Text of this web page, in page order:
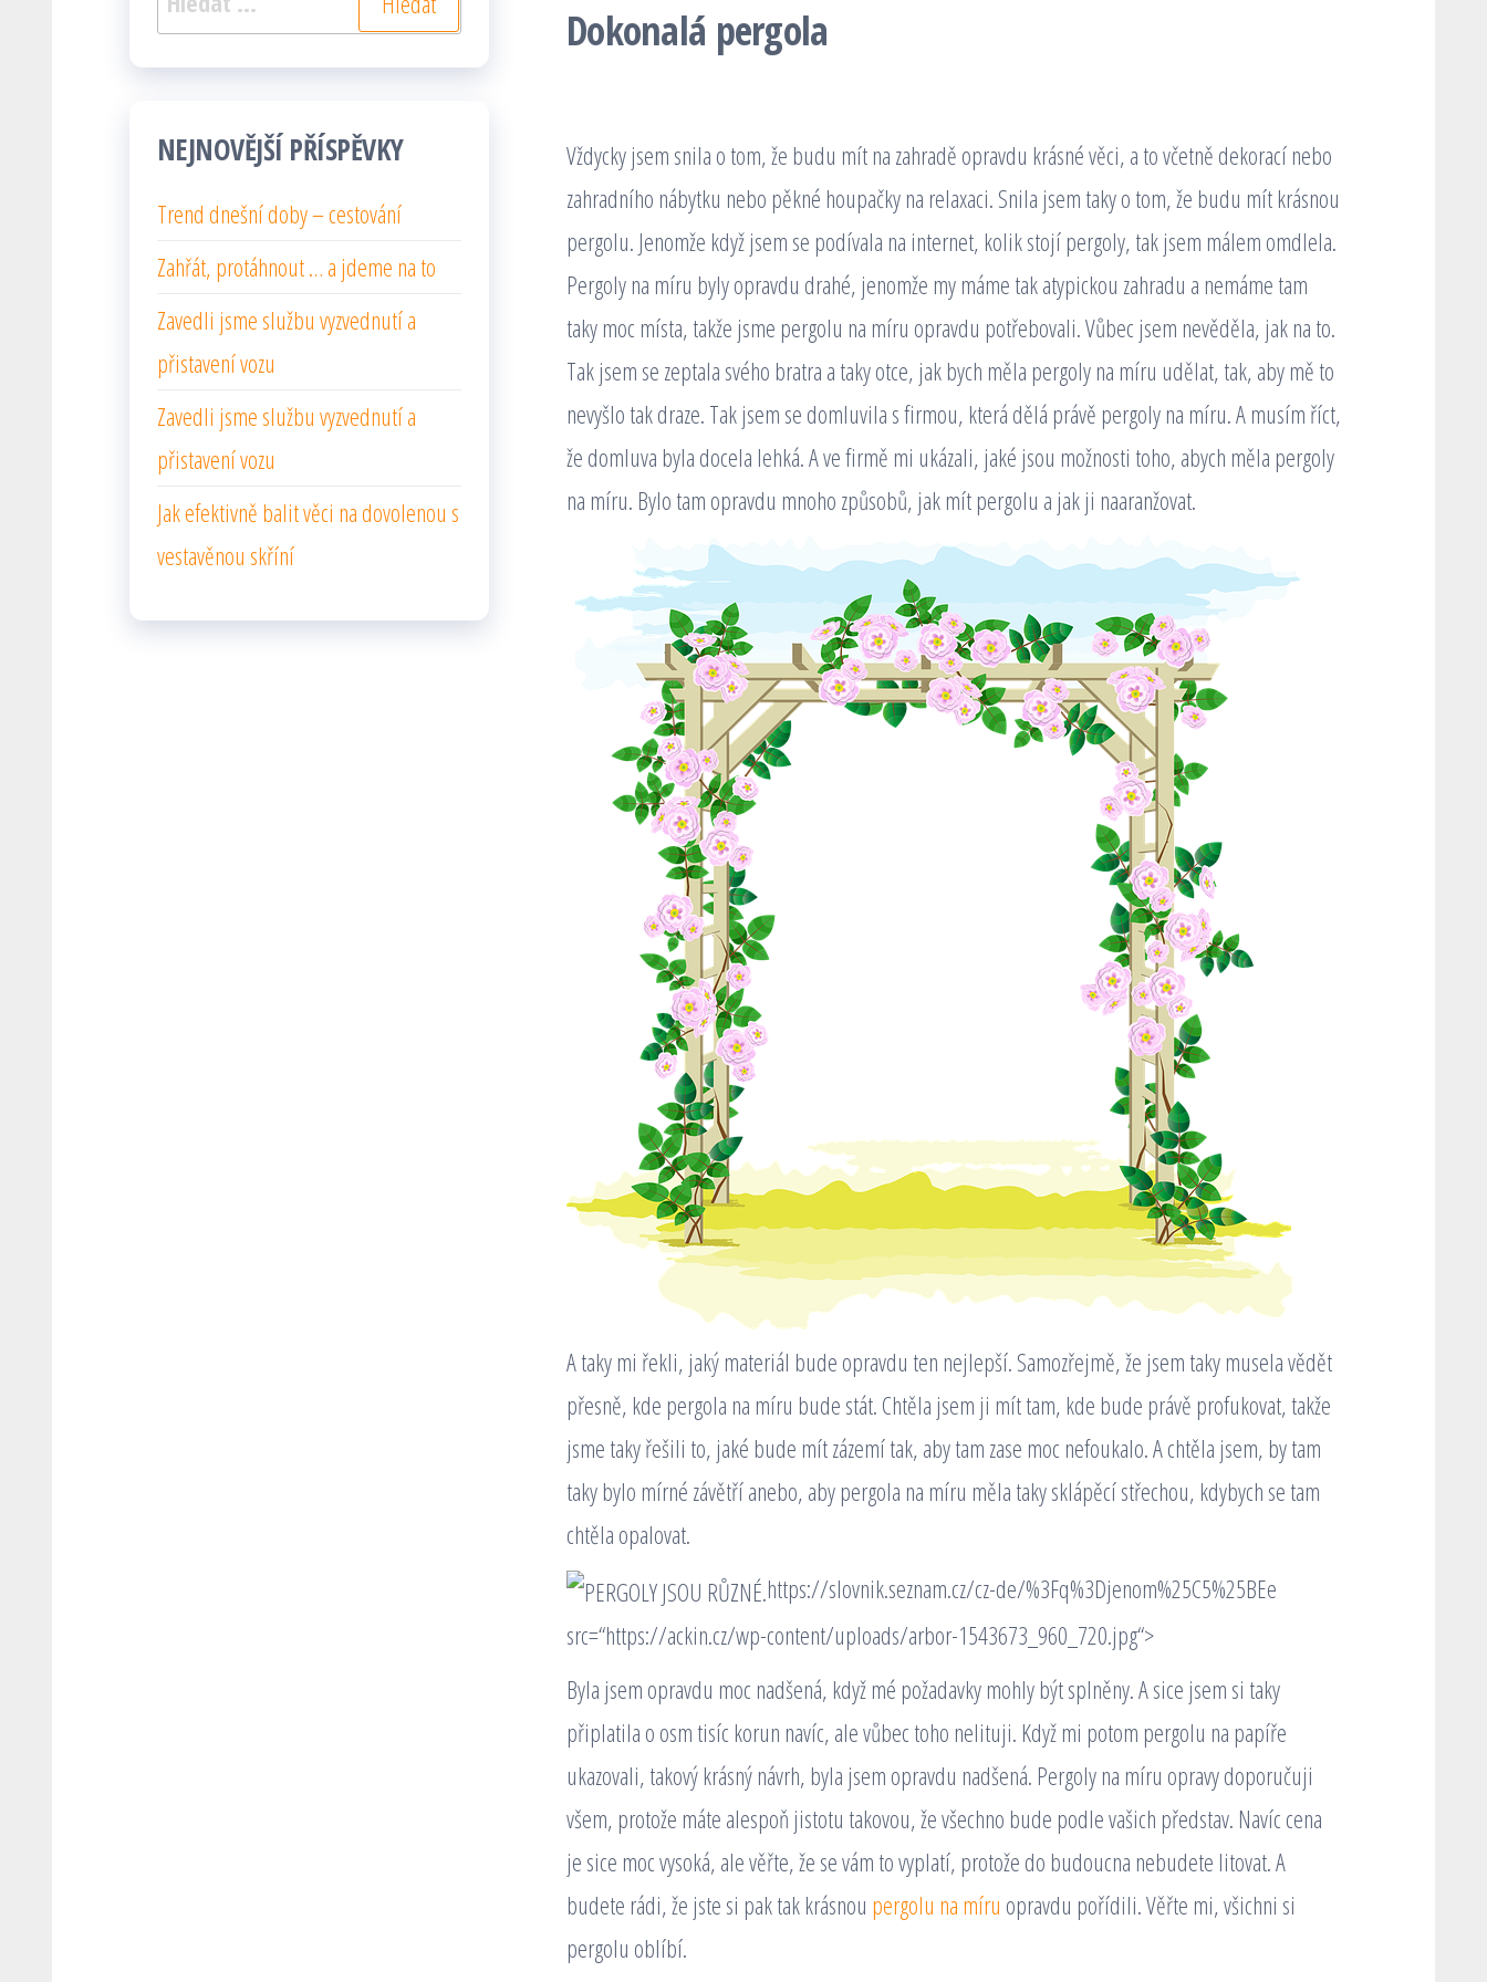
Dokonalá pergola
Vždycky jsem snila o tom, že budu mít na zahradě opravdu krásné věci, a to včetně dekorací nebo
zahradního nábytku nebo pěkné houpačky na relaxaci. Snila jsem taky o tom, že budu mít krásnou
pergolu. Jenomže když jsem se podívala na internet, kolik stojí pergoly, tak jsem málem omdlela.
Pergoly na míru byly opravdu drahé, jenomže my máme tak atypickou zahradu a nemáme tam
taky moc místa, takže jsme pergolu na míru opravdu potřebovali. Vůbec jsem nevěděla, jak na to.
Tak jsem se zeptala svého bratra a taky otce, jak bych měla pergoly na míru udělat, tak, aby mě to
nevyšlo tak draze. Tak jsem se domluvila s firmou, která dělá právě pergoly na míru. A musím říct,
že domluva byla docela lehká. A ve firmě mi ukázali, jaké jsou možnosti toho, abych měla pergoly
na míru. Bylo tam opravdu mnoho způsobů, jak mít pergolu a jak ji naaranžovat.
A taky mi řekli, jaký materiál bude opravdu ten nejlepší. Samozřejmě, že jsem taky musela vědět
přesně, kde pergola na míru bude stát. Chtěla jsem ji mít tam, kde bude právě profukovat, takže
jsme taky řešili to, jaké bude mít zázemí tak, aby tam zase moc nefoukalo. A chtěla jsem, by tam
taky bylo mírné závětří anebo, aby pergola na míru měla taky sklápěcí střechou, kdybych se tam
chtěla opalovat.
https://slovnik.seznam.cz/cz-de/%3Fq%3Djenom%25C5%25BEe
src=“https://ackin.cz/wp-content/uploads/arbor-1543673_960_720.jpg“>
Byla jsem opravdu moc nadšená, když mé požadavky mohly být splněny. A sice jsem si taky
připlatila o osm tisíc korun navíc, ale vůbec toho nelituji. Když mi potom pergolu na papíře
ukazovali, takový krásný návrh, byla jsem opravdu nadšená. Pergoly na míru opravy doporučuji
všem, protože máte alespoň jistotu takovou, že všechno bude podle vašich představ. Navíc cena
je sice moc vysoká, ale věřte, že se vám to vyplatí, protože do budoucna nebudete litovat. A
budete rádi, že jste si pak tak krásnou pergolu na míru opravdu pořídili. Věřte mi, všichni si
pergolu oblíbí.
NEJNOVĚJŠÍ PŘÍSPĚVKY
Trend dnešní doby – cestování
Zahřát, protáhnout … a jdeme na to
Zavedli jsme službu vyzvednutí a
přistavení vozu
Zavedli jsme službu vyzvednutí a
přistavení vozu
Jak efektivně balit věci na dovolenou s
vestavěnou skříní